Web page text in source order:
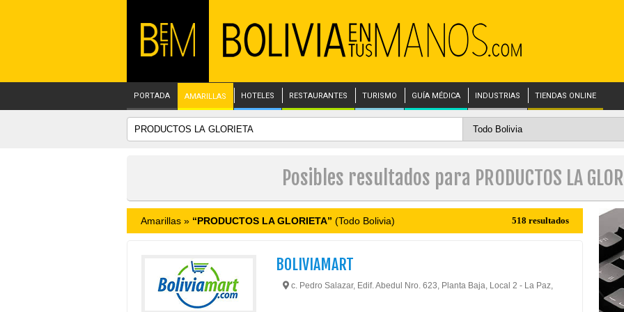
PORTADA AMARILLAS HOTELES RESTAURANTES TURISMO GUÍA MÉDICA INDUSTRIAS TIENDAS ONLINE
Posibles resultados para PRODUCTOS LA
Amarillas » “PRODUCTOS LA GLORIETA” (Todo Bolivia) 518 resultados
BOLIVIAMART
c. Pedro Salazar, Edif. Abedul Nro. 623, Planta Baja, Local 2 - La Paz,